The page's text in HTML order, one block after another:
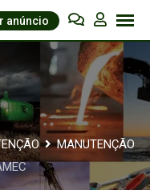
anúncio
MANUTENÇÃO